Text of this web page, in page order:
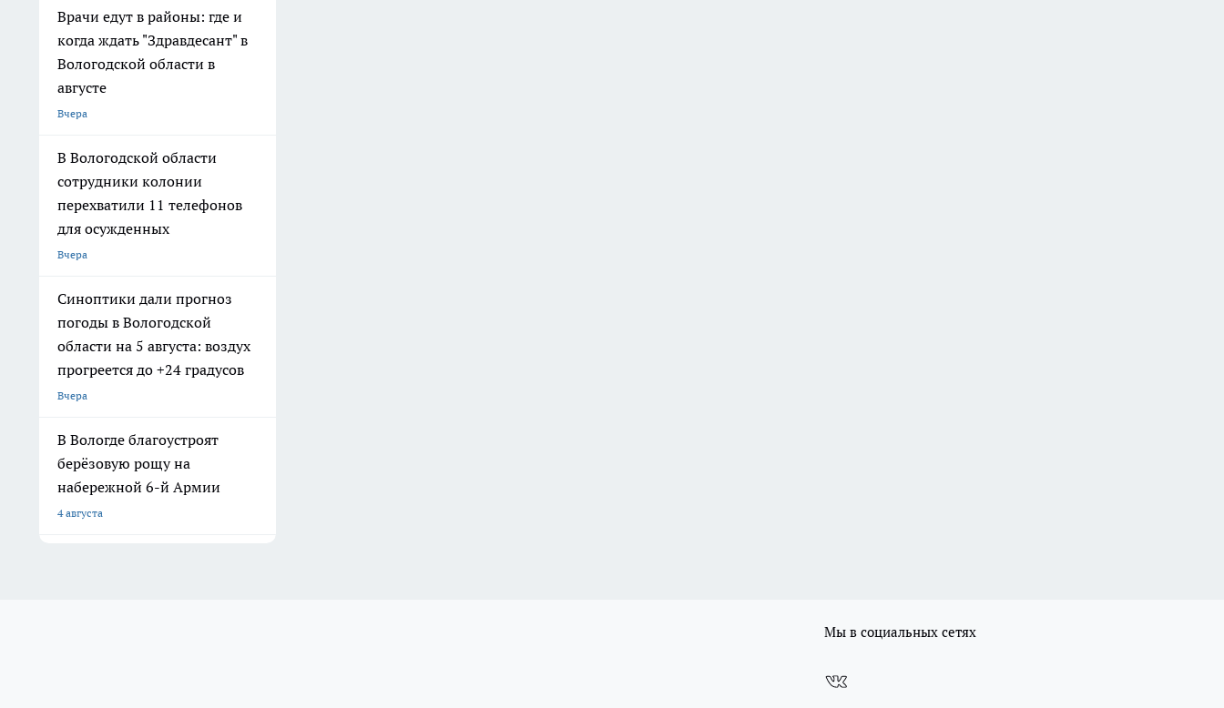
Врачи едут в районы: где и
когда ждать "Здравдесант" в
Вологодской области в
августе
Вчера
В Вологодской области
сотрудники колонии
перехватили 11 телефонов
для осужденных
Вчера
Синоптики дали прогноз
погоды в Вологодской
области на 5 августа: воздух
прогреется до +24 градусов
Вчера
В Вологде благоустроят
берёзовую рощу на
набережной 6-й Армии
4 августа
Мы в социальных сетях